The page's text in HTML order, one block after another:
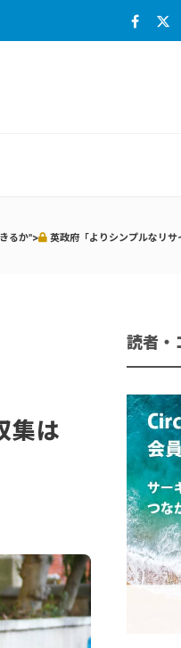
るか"> 英政府「よりシンプルなリ
集は
読者・